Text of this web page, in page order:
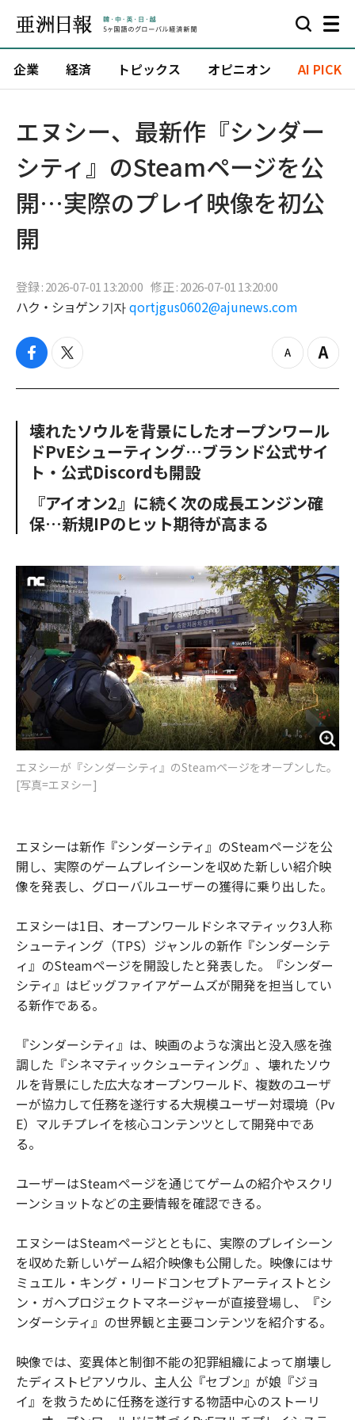
企業 経済 トピックス オピニオン AI PICK
エヌシー、最新作『シンダー
シティ』のSteamページを公
開…実際のプレイ映像を初公
開
登録 : 2026-07-01 13:20:00 修正 : 2026-07-01 13:20:00
ハク・ショゲン 기자 qortjgus0602@ajunews.com
f
c
o
o
k
t
i
e
r
z
o
u
t
Z
o
n
壊れたソウルを背景にしたオープンワール
ドPvEシューティング…ブランド公式サイ
ト・公式Discordも開設
『アイオン2』に続く次の成長エンジン確
保…新規IPのヒット期待が高まる
エヌシーが『シンダーシティ』のSteamページをオープンした。
[写真=エヌシー]
エヌシーは新作『シンダーシティ』のSteamページを公
開し、実際のゲームプレイシーンを収めた新しい紹介映
像を発表し、グローバルユーザーの獲得に乗り出した。
エヌシーは1日、オープンワールドシネマティック3人称
シューティング（TPS）ジャンルの新作『シンダーシテ
ィ』のSteamページを開設したと発表した。『シンダー
シティ』はビッグファイアゲームズが開発を担当してい
る新作である。
『シンダーシティ』は、映画のような演出と没入感を強
調した『シネマティックシューティング』、壊れたソウ
ルを背景にした広大なオープンワールド、複数のユーザ
ーが協力して任務を遂行する大規模ユーザー対環境（Pv
E）マルチプレイを核心コンテンツとして開発中であ
る。
ユーザーはSteamページを通じてゲームの紹介やスクリ
ーンショットなどの主要情報を確認できる。
エヌシーはSteamページとともに、実際のプレイシーン
を収めた新しいゲーム紹介映像も公開した。映像にはサ
ミュエル・キング・リードコンセプトアーティストとシ
ン・ガヘプロジェクトマネージャーが直接登場し、『シ
ンダーシティ』の世界観と主要コンテンツを紹介する。
映像では、変異体と制御不能の犯罪組織によって崩壊し
たディストピアソウル、主人公『セブン』が娘『ジョ
イ』を救うために任務を遂行する物語中心のストーリ